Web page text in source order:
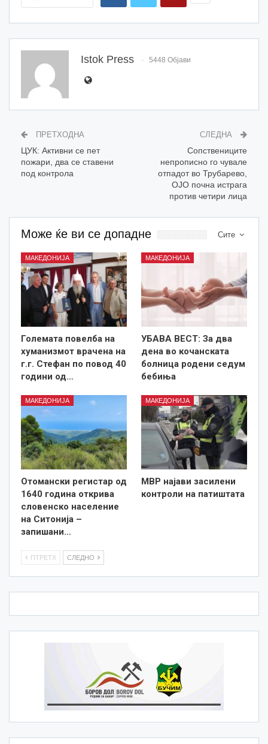
Istok Press 5448 Објави
ПРЕТХОДНА
ЦУК: Активни се пет
пожари, два се ставени
под контрола
СЛЕДНА
Сопствениците
непрописно го чувале
отпадот во Трубарево,
ОЈО почна истрага
против четири лица
Сите
Може ќе ви се допадне
МАКЕДОНИЈА
Големата повелба на
хуманизмот врачена на
г.г. Стефан по повод 40
години од…
МАКЕДОНИЈА
УБАВА ВЕСТ: За два
дена во кочанската
болница родени седум
бебиња
МАКЕДОНИЈА
Отомански регистар од
1640 година открива
словенско население
на Ситонија –
запишани…
МАКЕДОНИЈА
МВР најави засилени
контроли на патиштата
ПТРЕТХ СЛЕДНО